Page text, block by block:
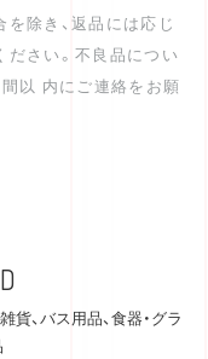
除き、返品には応じ
さい。不良品につい
以 内にご連絡をお願
貨、バス用品、食器・グラ